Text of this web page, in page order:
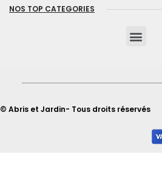
NOS TOP CATEGORIES
© Abris et Jardin- Tous droits réservés